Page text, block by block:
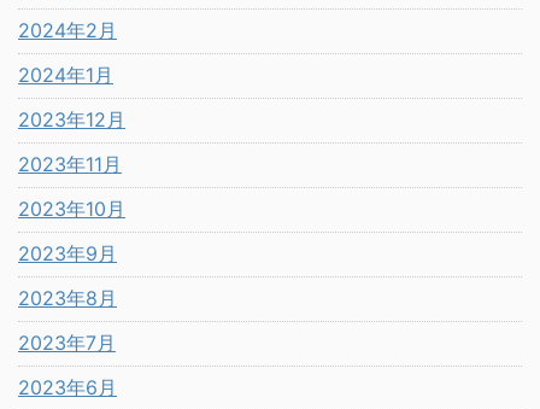
2024年2月
2024年1月
2023年12月
2023年11月
2023年10月
2023年9月
2023年8月
2023年7月
2023年6月